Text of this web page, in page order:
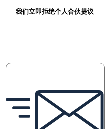
我们立即拒绝个人合伙提议